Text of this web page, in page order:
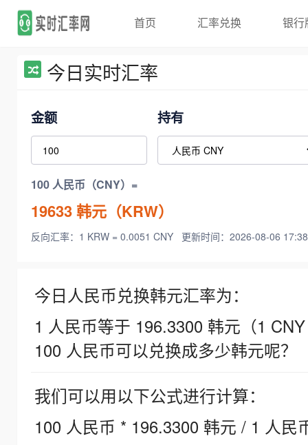
首页 汇率兑换 银行
今日实时汇率
金额 持有
100 人民币（CNY）=
19633韩元（KRW）
反向汇率：1 KRW = 0.0051 CNY 更新时间：2026-08-06
今日人民币兑换韩元汇率为：
1 人民币等于 196.3300 韩元（1
100 人民币可以兑换成多少韩元呢？
我们可以用以下公式进行计算：
100 人民币 * 196.3300 韩元 / 1 人民